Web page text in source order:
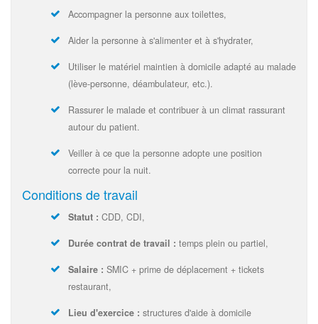
Accompagner la personne aux toilettes,
Aider la personne à s'alimenter et à s'hydrater,
Utiliser le matériel maintien à domicile adapté au malade
(lève-personne, déambulateur, etc.).
Rassurer le malade et contribuer à un climat rassurant
autour du patient.
Veiller à ce que la personne adopte une position
correcte pour la nuit.
Conditions de travail
Statut : CDD, CDI,
Durée contrat de travail : temps plein ou partiel,
Salaire : SMIC + prime de déplacement + tickets
restaurant,
Lieu d'exercice : structures d'aide à domicile